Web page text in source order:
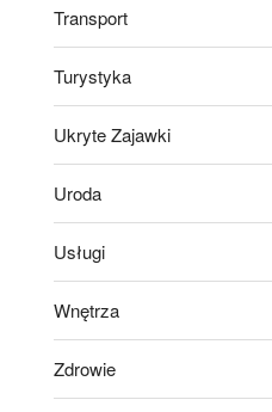
Transport
Turystyka
Ukryte Zajawki
Uroda
Usługi
Wnętrza
Zdrowie